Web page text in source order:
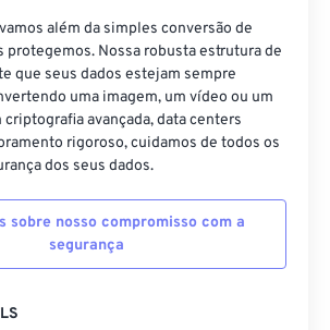
além da simples conversão de
protegemos. Nossa robusta estrutura de
que seus dados estejam sempre
uma imagem, um vídeo ou um
avançada, data centers
rigoroso, cuidamos de todos os
dos seus dados.
sobre nosso compromisso com a
segurança